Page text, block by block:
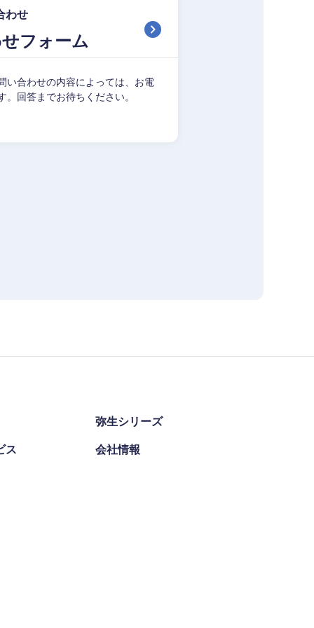
わせ
フォーム
い合わせの内容によっては、お電
回答までお待ちください。
ス
弥生シリーズ
会社情報